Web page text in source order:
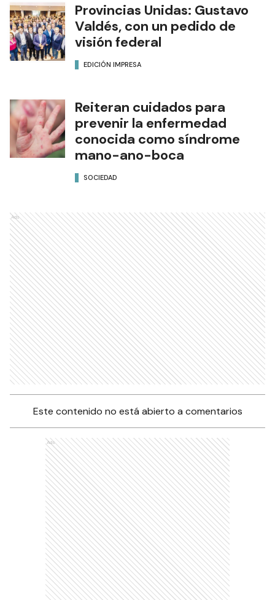
Provincias Unidas: Gustavo
Valdés, con un pedido de
visión federal
EDICIÓN IMPRESA
Reiteran cuidados para
prevenir la enfermedad
conocida como síndrome
mano-ano-boca
SOCIEDAD
Ads
Este contenido no está abierto a comentarios
Ads